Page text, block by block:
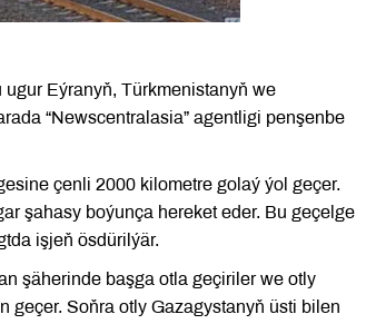
Eýranyň, Türkmenistanyň we
“Newscentralasia” agentligi penşenbe
çenli 2000 kilometre golaý ýol geçer.
şahasy boýunça hereket eder. Bu geçelge
işjeň ösdürilýär.
şäherinde başga otla geçiriler we otly
geçer. Soňra otly Gazagystanyň üsti bilen